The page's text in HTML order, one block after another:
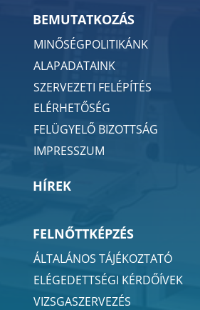
BEMUTATKOZÁS
MINŐSÉGPOLITIKÁNK
ALAPADATAINK
SZERVEZETI FELÉPÍTÉS
ELÉRHETŐSÉG
FELÜGYELŐ BIZOTTSÁG
IMPRESSZUM
HÍREK
FELNŐTTKÉPZÉS
ÁLTALÁNOS TÁJÉKOZTATÓ
ELÉGEDETTSÉGI KÉRDŐÍVEK
VIZSGASZERVEZÉS